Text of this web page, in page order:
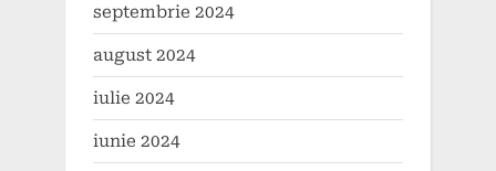
septembrie 2024
august 2024
iulie 2024
iunie 2024